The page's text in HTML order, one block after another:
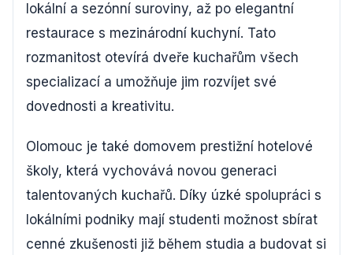
lokální a sezónní suroviny, až po elegantní
restaurace s mezinárodní kuchyní. Tato
rozmanitost otevírá dveře kuchařům všech
specializací a umožňuje jim rozvíjet své
dovednosti a kreativitu.
Olomouc je také domovem prestižní hotelové
školy, která vychovává novou generaci
talentovaných kuchařů. Díky úzké spolupráci s
lokálními podniky mají studenti možnost sbírat
cenné zkušenosti již během studia a budovat si